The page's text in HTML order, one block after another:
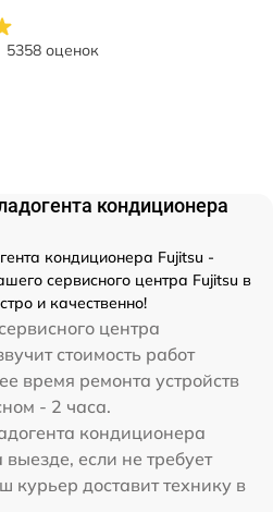
5358 оценок
кондиционера
кондиционера Fujitsu -
сервисного центра Fujitsu в
и качественно!
центра
стоимость работ
время ремонта устройств
- 2 часа.
кондиционера
если не требует
курьер доставит технику в